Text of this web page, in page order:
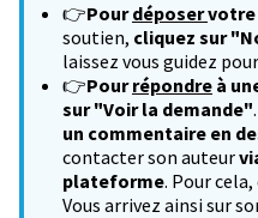
👉Pourdéposervotre
soutien, cliquez sur
laissez vous guidez
👉Pourrépondre à
sur "Voir la demande"
un commentaire en
contacter son auteur
plateforme. Pour
Vous arrivez ainsi sur